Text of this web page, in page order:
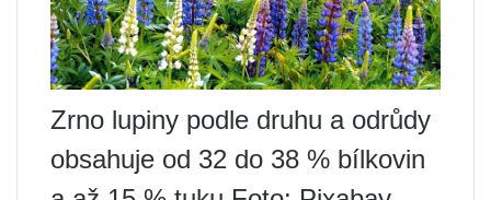
Zrno lupiny podle druhu a odrůdy
obsahuje od 32 do 38 % bílkovin